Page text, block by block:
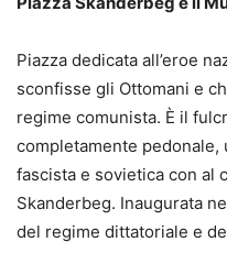
Piazza dedicata all’eroe
sconfisse gli Ottomani e
regime comunista. È il
completamente pedonale,
fascista e sovietica con al
Skanderbeg. Inaugurata
del regime dittatoriale e